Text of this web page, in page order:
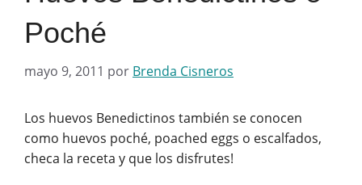
Poché
mayo 9, 2011 por Brenda Cisneros
Los huevos Benedictinos también se conocen
como huevos poché, poached eggs o escalfados,
checa la receta y que los disfrutes!